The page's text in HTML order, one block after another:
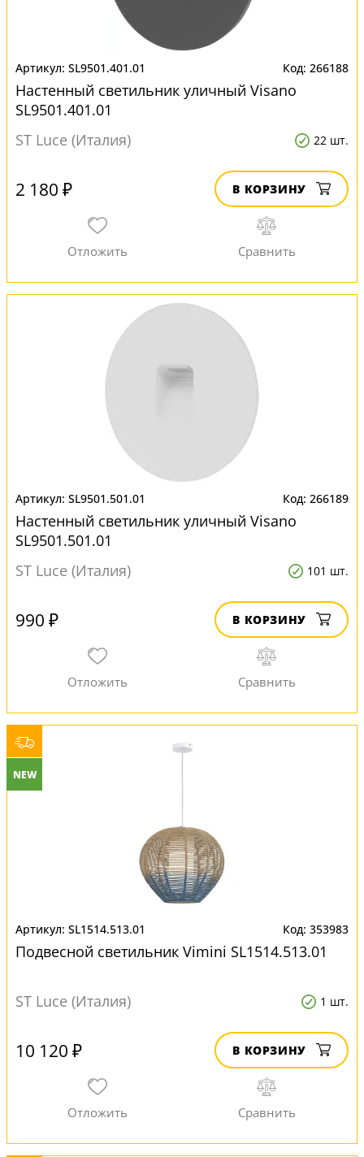
SL9501.401.01 266188
Настенный светильник уличный Visano
SL9501.401.01
ST Luce (Италия)
22 шт.
2 180 ₽ В КОРЗИНУ
SL9501.501.01 266189
Настенный светильник уличный Visano
SL9501.501.01
ST Luce (Италия)
101 шт.
990 ₽ В КОРЗИНУ
NEW
SL1514.513.01 353983
Подвесной светильник Vimini SL1514.513.01
ST Luce (Италия) 1 шт.
10 120 ₽ В КОРЗИНУ